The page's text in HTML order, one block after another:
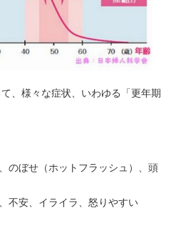
、様々な症状、いわゆる「更年期
ぼせ（ホットフラッシュ）、頭
安、イライラ、怒りやすい